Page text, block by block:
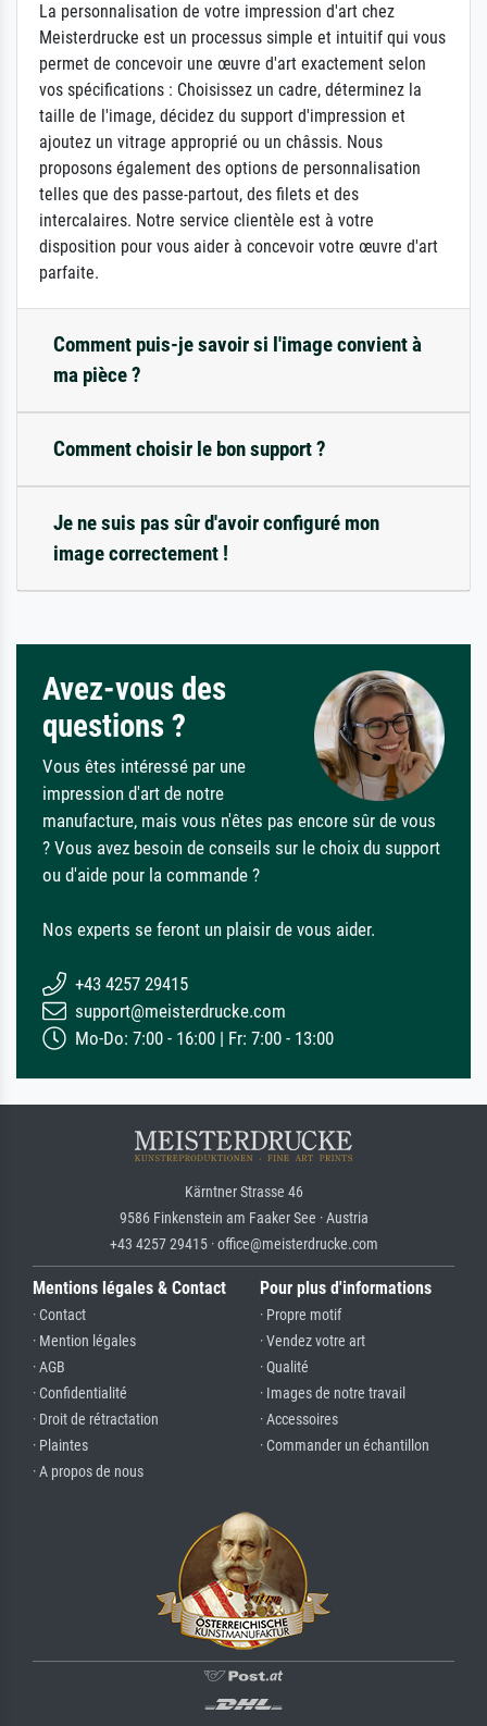
La personnalisation de votre impression d'art chez
Meisterdrucke est un processus simple et intuitif qui vous
permet de concevoir une œuvre d'art exactement selon
vos spécifications : Choisissez un cadre, déterminez la
taille de l'image, décidez du support d'impression et
ajoutez un vitrage approprié ou un châssis. Nous
proposons également des options de personnalisation
telles que des passe-partout, des filets et des
intercalaires. Notre service clientèle est à votre
disposition pour vous aider à concevoir votre œuvre d'art
parfaite.
Comment puis-je savoir si l'image convient à
ma pièce ?
Comment choisir le bon support ?
Je ne suis pas sûr d'avoir configuré mon
image correctement !
Avez-vous des
questions ?
Vous êtes intéressé par une
impression d'art de notre
manufacture, mais vous n'êtes pas encore sûr de vous
? Vous avez besoin de conseils sur le choix du support
ou d'aide pour la commande ?
Nos experts se feront un plaisir de vous aider.
+43 4257 29415
support@meisterdrucke.com
Mo-Do: 7:00 - 16:00 | Fr: 7:00 - 13:00
Kärntner Strasse 46
9586 Finkenstein am Faaker See · Austria
+43 4257 29415 · office@meisterdrucke.com
Mentions légales & Contact
· Contact
· Mention légales
· AGB
· Confidentialité
· Droit de rétractation
· Plaintes
· A propos de nous
Pour plus d'informations
· Propre motif
· Vendez votre art
· Qualité
· Images de notre travail
· Accessoires
· Commander un échantillon